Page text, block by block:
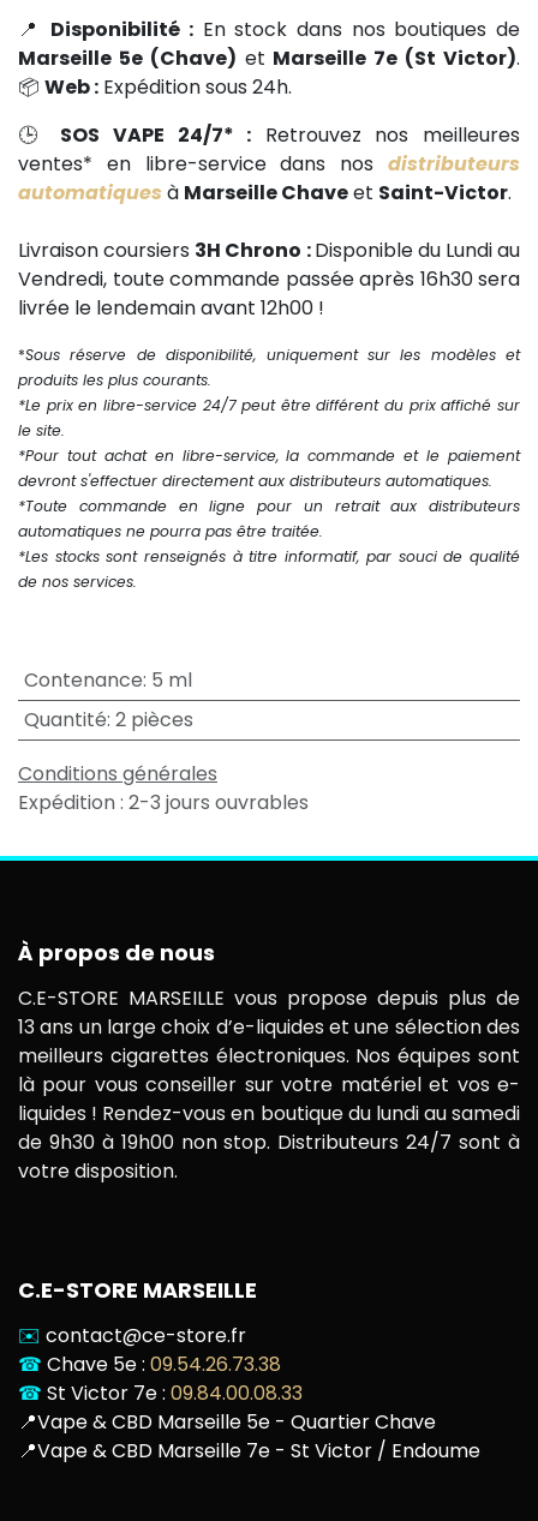
📍 Disponibilité : En stock dans nos boutiques de
Marseille 5e (Chave) et Marseille 7e (St Victor).
📦 Web : Expédition sous 24h.
🕒 SOS VAPE 24/7* : Retrouvez nos meilleures
ventes* en libre-service dans nos distributeurs
automatiques à Marseille Chaveet Saint-Victor.
Livraison coursiers 3H Chrono :Disponible du Lundi au
Vendredi, toute commande passée après 16h30 sera
livrée le lendemain avant 12h00 !
*Sous réserve de disponibilité, uniquement sur les modèles et
produits les plus courants.
*Le prix en libre-service 24/7 peut être différent du prix affiché sur
le site.
*Pour tout achat en libre-service, la commande et le paiement
devront s'effectuer directement aux distributeurs automatiques.
*Toute commande en ligne pour un retrait aux distributeurs
automatiques ne pourra pas être traitée.
*Les stocks sont renseignés à titre informatif, par souci de qualité
de nos services.
Contenance: 5 ml
Quantité: 2 pièces
Conditions générales
Expédition : 2-3 jours ouvrables
À propos de nous
C.E-STORE MARSEILLE vous propose depuis plus de
13 ans un large choix d’e-liquides et une sélection des
meilleurs cigarettes électroniques. Nos équipes sont
là pour vous conseiller sur votre matériel et vos e-
liquides ! Rendez-vous en boutique du lundi au samedi
de 9h30 à 19h00 non stop. Distributeurs 24/7 sont à
votre disposition.
C.E-STORE MARSEILLE
✉️ contact@ce-store.fr
☎ Chave 5e : 09.54.26.73.38
☎ St Victor 7e : 09.84.00.08.33
📍Vape & CBD Marseille 5e - Quartier Chave
📍Vape & CBD Marseille 7e - St Victor / Endoume